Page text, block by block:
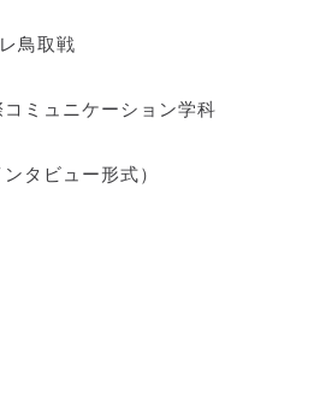
鳥取戦
ミュニケーション学科
タビュー形式）